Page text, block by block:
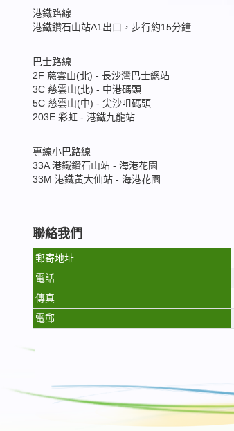
港鐵路線
港鐵鑽石山站A1出口，步行約15分鐘
巴士路線
2F 慈雲山(北) - 長沙灣巴士總站
3C 慈雲山(北) - 中港碼頭
5C 慈雲山(中) - 尖沙咀碼頭
203E 彩虹 - 港鐵九龍站
專線小巴路線
33A 港鐵鑽石山站 - 海港花園
33M 港鐵黃大仙站 - 海港花園
聯絡我們
郵寄地址
電話
傳真
電郵